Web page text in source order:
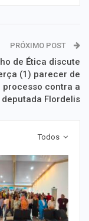
PRÓXIMO POST
de Ética discute
(1) parecer de
processo contra a
deputada Flordelis
Todos